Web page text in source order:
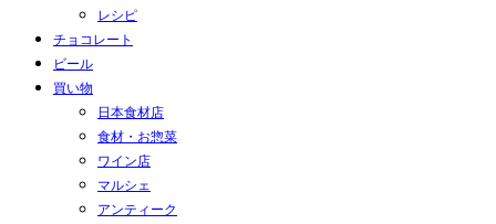
レシピ
チョコレート
ビール
買い物
日本食材店
食材・お惣菜
ワイン店
マルシェ
アンティーク